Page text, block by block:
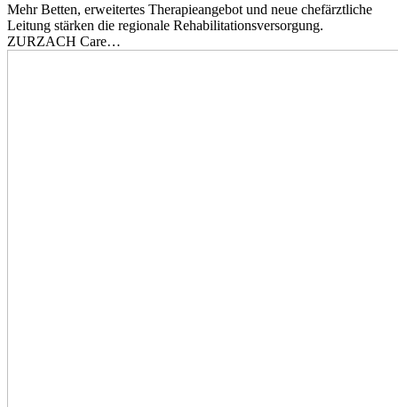
Mehr Betten, erweitertes Therapieangebot und neue chefärztliche
Leitung stärken die regionale Rehabilitationsversorgung.
ZURZACH Care…